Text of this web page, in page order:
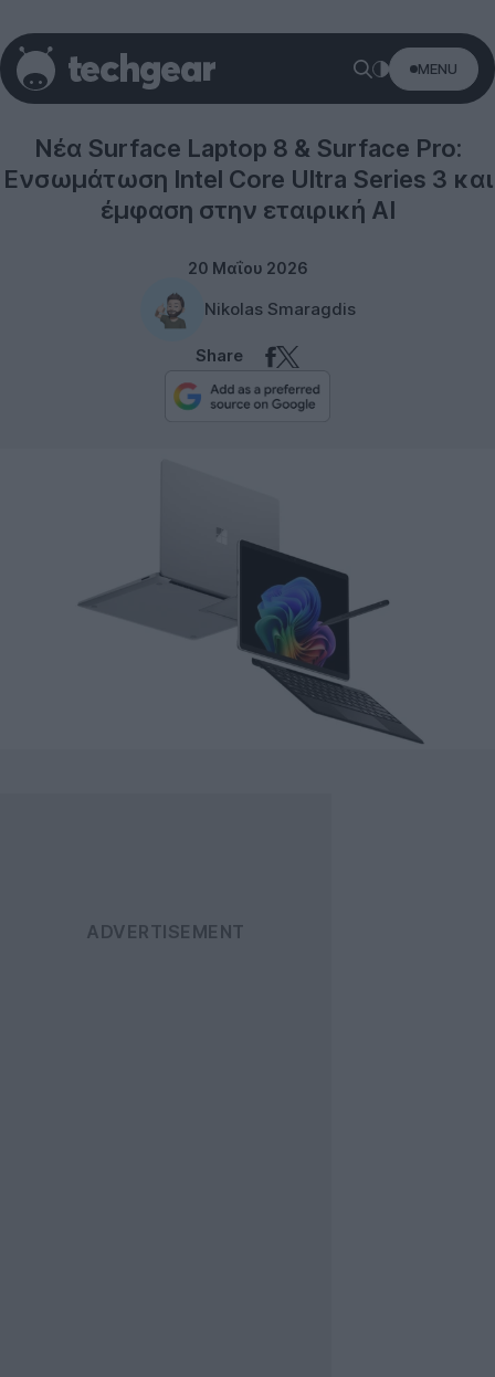
MENU
Νέα Surface Laptop 8 & Surface Pro:
Ενσωμάτωση Intel Core Ultra Series 3 και
έμφαση στην εταιρική AI
20 Μαΐου 2026
Nikolas Smaragdis
Share